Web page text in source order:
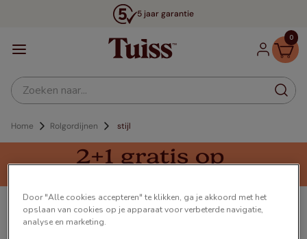
5 jaar garantie
0
Zoeken naar...
Rolgordijnen stijl
Rolgordijnen Stijl
Door "Alle cookies accepteren" te klikken, ga je akkoord met het
opslaan van cookies op je apparaat voor verbeterde navigatie,
analyse en marketing.